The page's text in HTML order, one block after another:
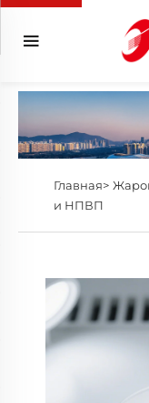
Главная>
и НПВП